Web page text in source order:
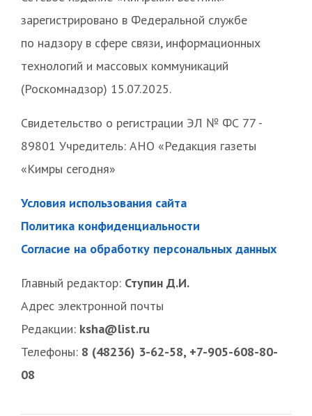
зарегистрировано в Федеральной службе
по надзору в сфере связи, информационных
технологий и массовых коммуникаций
(Роскомнадзор) 15.07.2025.
Свидетельство о регистрации ЭЛ № ФС 77 -
89801 Учредитель: АНО «Редакция газеты
«Кимры сегодня»
Условия использования сайта
Политика конфиденциальности
Согласие на обработку персональных данных
Главный редактор: Ступин Д.И.
Адрес электронной почты
Редакции: ksha@list.ru
Телефоны: 8 (48236) 3-62-58, +7-905-608-80-
08